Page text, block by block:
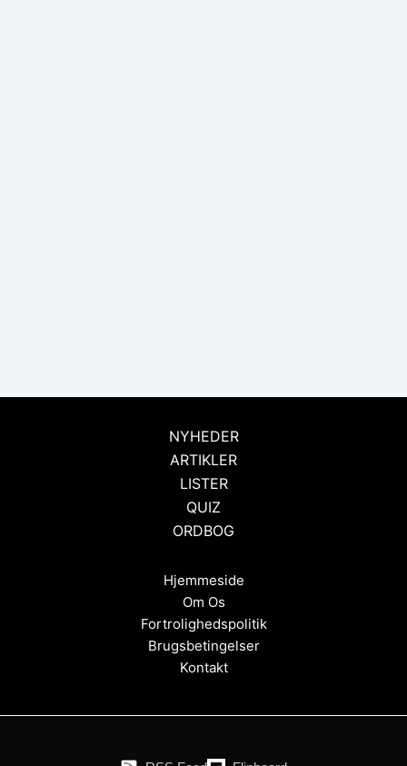
NYHEDER
ARTIKLER
LISTER
QUIZ
ORDBOG
Hjemmeside
Om Os
Fortrolighedspolitik
Brugsbetingelser
Kontakt